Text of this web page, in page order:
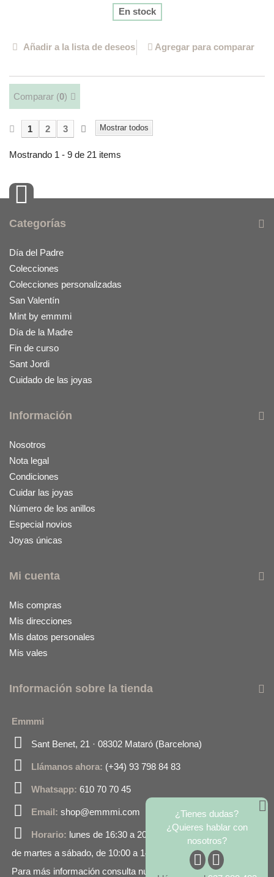
En stock
Añadir a la lista de deseos Agregar para comparar
Comparar (0)
Mostrar todos
1 2 3
Mostrando 1 - 9 de 21 items
Categorías
Día del Padre
Colecciones
Colecciones personalizadas
San Valentín
Mint by emmmi
Día de la Madre
Fin de curso
Sant Jordi
Cuidado de las joyas
Información
Nosotros
Nota legal
Condiciones
Cuidar las joyas
Número de los anillos
Especial novios
Joyas únicas
Mi cuenta
Mis compras
Mis direcciones
Mis datos personales
Mis vales
Información sobre la tienda
Emmmi
Sant Benet, 21 · 08302 Mataró (Barcelona)
Llámanos ahora: (+34) 93 798 84 83
Whatsapp: 610 70 70 45
Email: shop@emmmi.com
Horario: lunes de 16:30 a 20:00
de martes a sábado, de 10:00 a 14:00 y de 16:30 a 20:00.
Para más información consulta nuestro horario en Google
¿Tienes dudas?
¿Quieres hablar con
nosotros?